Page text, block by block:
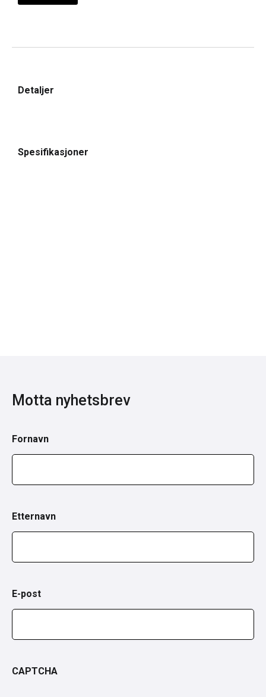
Detaljer
Spesifikasjoner
Motta nyhetsbrev
Fornavn
Etternavn
E-post
CAPTCHA